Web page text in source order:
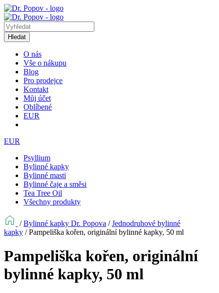
Hledat
O nás
Vše o nákupu
Blog
Pro prodejce
Kontakt
Můj účet
Oblíbené
EUR
EUR
Psyllium
Bylinné kapky
Bylinné masti
Bylinné čaje a směsi
Tea Tree Oil
Všechny produkty
/Bylinné kapky Dr. Popova /Jednodruhové bylinné
kapky /Pampeliška kořen, originální bylinné kapky, 50 ml
Pampeliška kořen, originální
bylinné kapky, 50 ml